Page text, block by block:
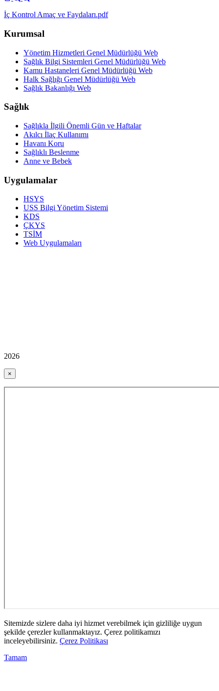
İç Kontrol Amaç ve Faydaları.pdf
Kurumsal
Yönetim Hizmetleri Genel Müdürlüğü Web
Sağlık Bilgi Sistemleri Genel Müdürlüğü Web
Kamu Hastaneleri Genel Müdürlüğü Web
Halk Sağlığı Genel Müdürlüğü Web
Sağlık Bakanlığı Web
Sağlık
Sağlıkla İlgili Önemli Gün ve Haftalar
Akılcı İlaç Kullanımı
Havanı Koru
Sağlıklı Beslenme
Anne ve Bebek
Uygulamalar
HSYS
USS Bilgi Yönetim Sistemi
KDS
ÇKYS
TSİM
Web Uygulamaları
2026
×
Sitemizde sizlere daha iyi hizmet verebilmek için gizliliğe uygun
şekilde çerezler kullanmaktayız. Çerez politikamızı
inceleyebilirsiniz. Çerez Politikası
Tamam